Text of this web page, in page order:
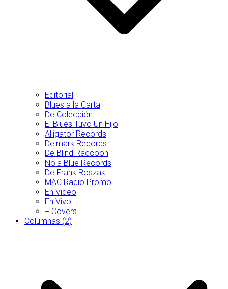
Editorial
Blues a la Carta
De Colección
El Blues Tuvo Un Hijo
Alligator Records
Delmark Records
De Blind Raccoon
Nola Blue Records
De Frank Roszak
MAC Radio Promo
En Video
En Vivo
+ Covers
Columnas (2)